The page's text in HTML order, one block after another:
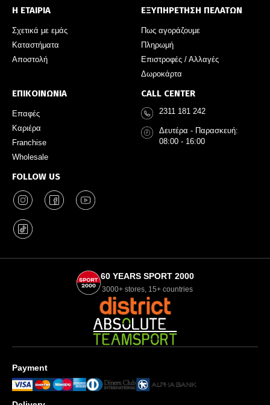
Η ΕΤΑΙΡΙΑ
Σχετικά με εμάς
Καταστήματα
Αποστολή
ΕΞΥΠΗΡΕΤΗΣΗ ΠΕΛΑΤΩΝ
Πως αγοράζουμε
Πληρωμή
Επιστροφές / Αλλαγές
Δωροκάρτα
ΕΠΙΚΟΙΝΩΝΙΑ
Επαφές
Καριέρα
Franchise
Wholesale
FOLLOW US
CALL CENTER
2311 181 242
Δευτέρα - Παρασκευή:
08:00 - 16:00
60 YEARS SPORT 2000
3000+ stores, 15+ countries
Payment